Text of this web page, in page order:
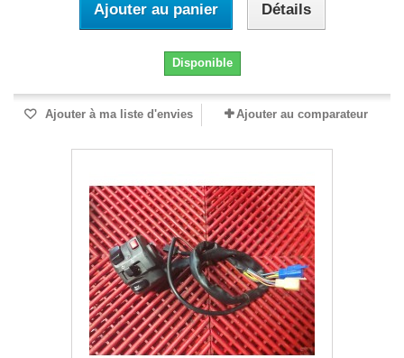
Ajouter au panier Détails
Disponible
Ajouter à ma liste d'envies Ajouter au comparateur